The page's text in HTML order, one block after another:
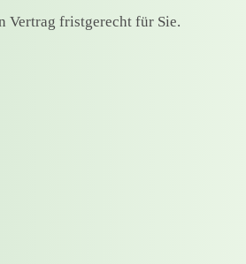
Vertrag fristgerecht für Sie.